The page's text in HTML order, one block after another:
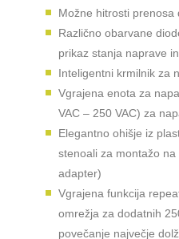
Možne hitrosti prenosa
Različno obarvane
prikaz stanja naprave
Inteligentni krmilnik za
Vgrajena enota za
VAC – 250 VAC) za
Elegantno ohišje iz
stenoali za montažo
adapter)
Vgrajena funkcija
omrežja za dodatnih
povečanje največje